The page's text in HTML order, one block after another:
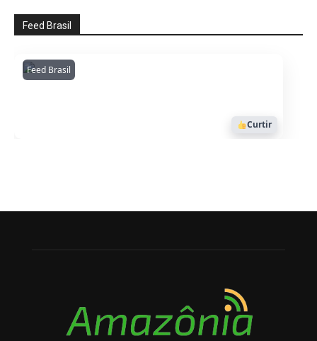
Feed Brasil
Feed BrasilAmazonianarede
1053
Curtir